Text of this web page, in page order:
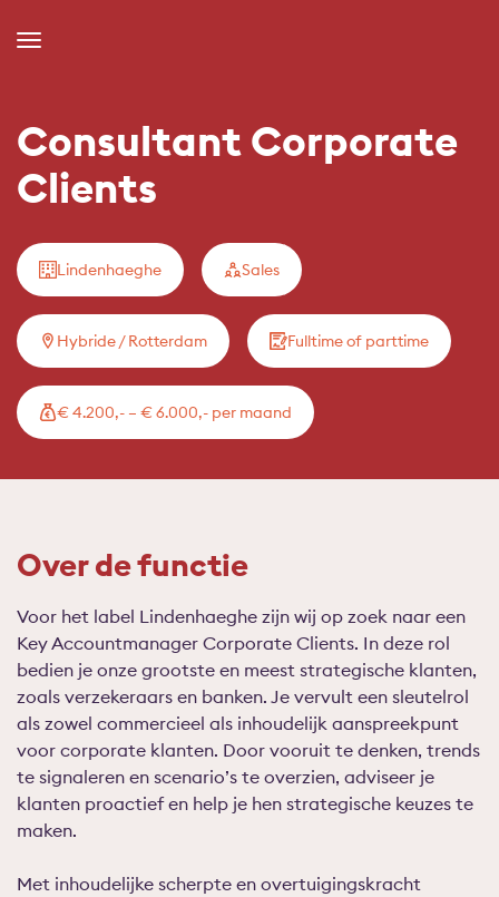
Toggle
Consultant Corporate
Clients
Lindenhaeghe Sales
Hybride / Rotterdam Fulltime of parttime
€ 4.200,- – € 6.000,- per maand
Over de functie
Voor het label Lindenhaeghe zijn wij op zoek naar een
Key Accountmanager Corporate Clients. In deze rol
bedien je onze grootste en meest strategische klanten,
zoals verzekeraars en banken. Je vervult een sleutelrol
als zowel commercieel als inhoudelijk aanspreekpunt
voor corporate klanten. Door vooruit te denken, trends
te signaleren en scenario’s te overzien, adviseer je
klanten proactief en help je hen strategische keuzes te
maken.
Met inhoudelijke scherpte en overtuigingskracht